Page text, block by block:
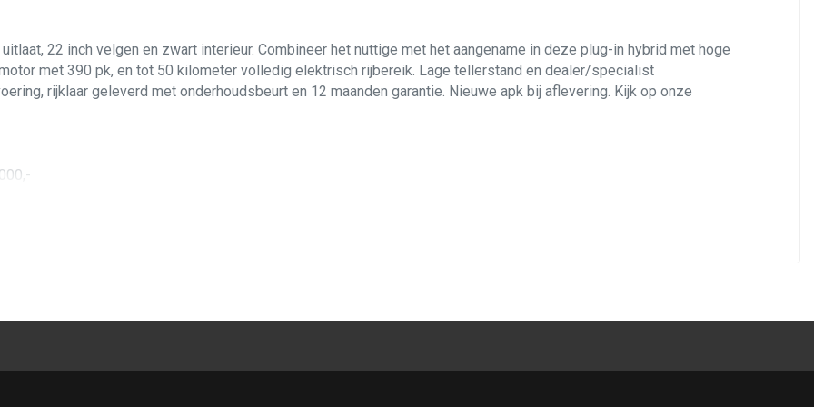
22 inch velgen en zwart interieur. Combineer het nuttige met het aangename in deze plug-in hybrid met hoge
met 390 pk, en tot 50 kilometer volledig elektrisch rijbereik. Lage tellerstand en dealer/specialist
rijklaar geleverd met onderhoudsbeurt en 12 maanden garantie. Nieuwe apk bij aflevering. Kijk op onze
system
uitwijkassistent, autonome noodrem met kruisend verkeer-detectie)
op lange afstanden beschikken bestuurder en passagier over stoelmassage. Stoel- en stuurverwarming zorgt